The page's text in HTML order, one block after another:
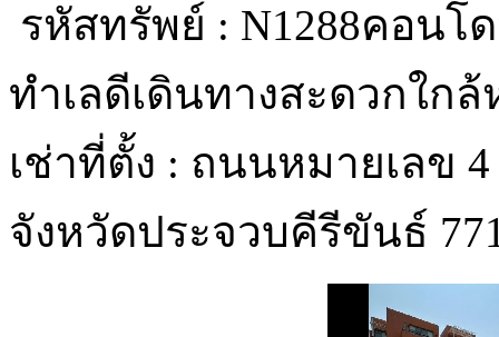
รหัสทรัพย์ : N1288คอนโ
ทำเลดีเดินทางสะดวกใก
เช่าที่ตั้ง : ถนนหมายเลข
จังหวัดประจวบคีรีขันธ์